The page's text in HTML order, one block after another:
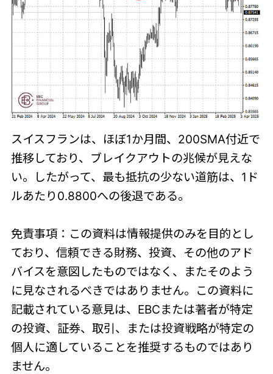
スイスフランは、ほぼ1か月間、200SMA付近で
推移しており、ブレイクアウトの兆候が見えな
い。したがって、最も抵抗の少ない道筋は、1ド
ルあたり0.8800への後退である。
免責事項：この資料は情報提供のみを目的とし
ており、信頼できる財務、投資、その他のアド
バイスを意図したものではなく、またそのよう
に見なされるべきではありません。この資料に
記載されている意見は、EBCまたは著者が特定
の投資、証券、取引、または投資戦略が特定の
個人に適していることを推奨するものではあり
ません。